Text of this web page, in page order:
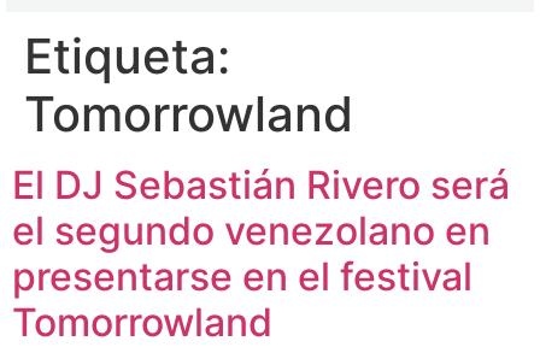
Etiqueta:
Tomorrowland
El DJ Sebastián Rivero será
el segundo venezolano en
presentarse en el festival
Tomorrowland